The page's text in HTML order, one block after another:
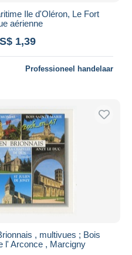
Ile d'Oléron, Le Fort
aérienne
1,39
Professioneel handelaar
, multivues ; Bois
l' Arconce , Marcigny